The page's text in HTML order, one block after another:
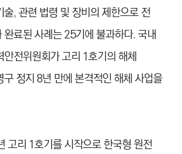
, 관련 법령 및 장비의 제한으로 전
료된 사례는 25기에 불과하다. 국내
안전위원회가 고리 1호기의 해체
정지 8년 만에 본격적인 해체 사업을
고리 1호기를 시작으로 한국형 원전